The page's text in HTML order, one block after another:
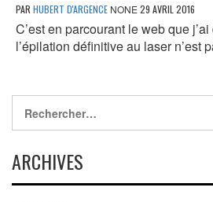
PAR HUBERT D'ARGENCE NONE29 AVRIL 2016
C’est en parcourant le web que
l’épilation définitive au laser n’est
ARCHIVES